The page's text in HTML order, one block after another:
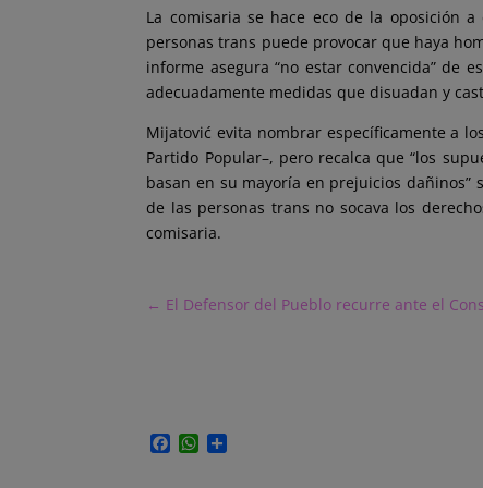
La comisaria se hace eco de la oposición
personas trans puede provocar que haya
informe asegura “no estar convencida” de
adecuadamente medidas que disuadan y
Mijatović evita nombrar específicamente a
Partido Popular–, pero recalca que “los
basan en su mayoría en prejuicios dañinos”
de las personas trans no socava los
comisaria.
← El Defensor del Pueblo recurre ante el
F
W